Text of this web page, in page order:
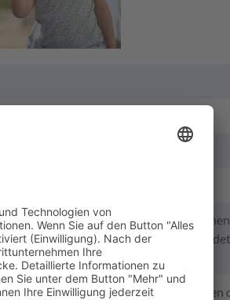
Beruf, in dem Du mit
Die Diakonie Bamberg-Forchheim
und Erzieher_innen